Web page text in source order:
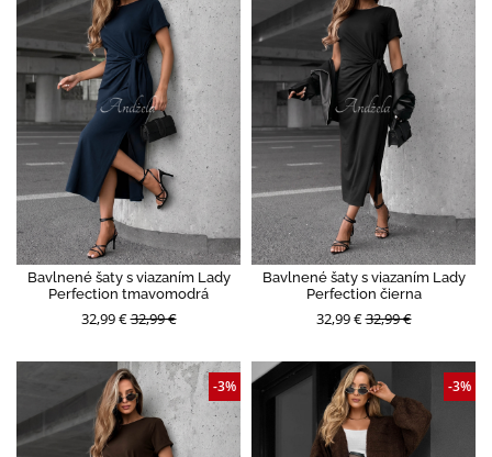
Bavlnené šaty s viazaním Lady
Perfection tmavomodrá
32,99 €32,99 €
Bavlnené šaty s viazaním Lady
Perfection čierna
32,99 €32,99 €
-3% -3%